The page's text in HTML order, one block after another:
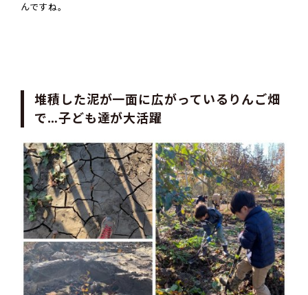
んですね。
堆積した泥が一面に広がっているりんご畑
で…子ども達が大活躍